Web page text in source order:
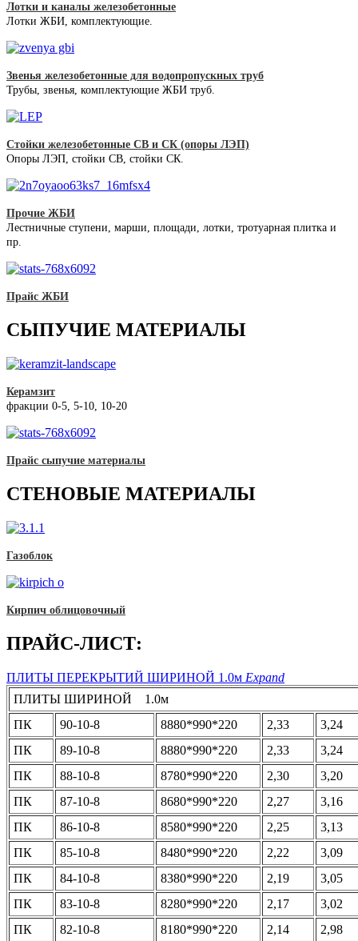
Лотки и каналы железобетонные
Лотки ЖБИ, комплектующие.
Звенья железобетонные для водопропускных труб
Трубы, звенья, комплектующие ЖБИ труб.
Стойки железобетонные СВ и СК (опоры ЛЭП)
Опоры ЛЭП, стойки СВ, стойки СК.
Прочие ЖБИ
Лестничные ступени, марши, площади, лотки, тротуарная плитка и
пр.
Прайс ЖБИ
СЫПУЧИЕ МАТЕРИАЛЫ
Керамзит
фракции 0-5, 5-10, 10-20
Прайс сыпучие материалы
СТЕНОВЫЕ МАТЕРИАЛЫ
Газоблок
Кирпич облицовочный
ПРАЙС-ЛИСТ:
ПЛИТЫ ПЕРЕКРЫТИЙ ШИРИНОЙ 1.0м Expand
ПЛИТЫ ШИРИНОЙ 1.0м
ПК
90-10-8 8880*990*220 2,33
3,24
ПК
89-10-8 8880*990*220 2,33
3,24
ПК
88-10-8 8780*990*220 2,30
3,20
ПК
87-10-8 8680*990*220 2,27
3,16
ПК
86-10-8 8580*990*220 2,25
3,13
ПК
85-10-8 8480*990*220 2,22
3,09
ПК
84-10-8 8380*990*220 2,19
3,05
ПК
83-10-8 8280*990*220 2,17
3,02
ПК
82-10-8 8180*990*220 2,14
2,98